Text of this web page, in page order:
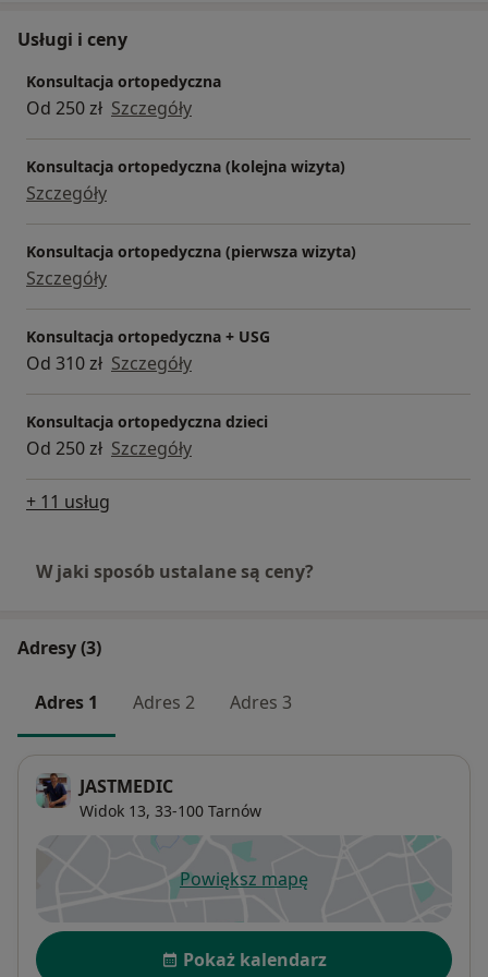
Usługi i ceny
Konsultacja ortopedyczna
Od 250 zł Szczegóły
Konsultacja ortopedyczna (kolejna wizyta)
Szczegóły
Konsultacja ortopedyczna (pierwsza wizyta)
Szczegóły
Konsultacja ortopedyczna + USG
Od 310 zł Szczegóły
Konsultacja ortopedyczna dzieci
Od 250 zł Szczegóły
+ 11 usług
W jaki sposób ustalane są ceny?
Adresy (3)
Adres 1 Adres 2 Adres 3
JASTMEDIC
Widok 13, 33-100 Tarnów
Powiększ mapęotwiera się w nowej karcie
Dostępność
Pokaż kalendarz